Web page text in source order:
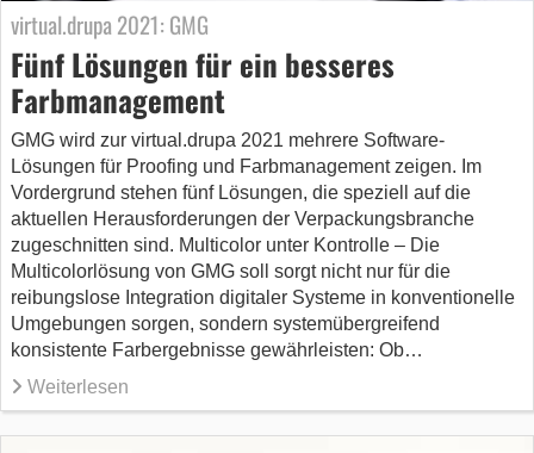
virtual.drupa 2021: GMG
Fünf Lösungen für ein besseres
Farbmanagement
GMG wird zur virtual.drupa 2021 mehrere Software-
Lösungen für Proofing und Farbmanagement zeigen. Im
Vordergrund stehen fünf Lösungen, die speziell auf die
aktuellen Herausforderungen der Verpackungsbranche
zugeschnitten sind. Multicolor unter Kontrolle – Die
Multicolorlösung von GMG soll sorgt nicht nur für die
reibungslose Integration digitaler Systeme in konventionelle
Umgebungen sorgen, sondern systemübergreifend
konsistente Farbergebnisse gewährleisten: Ob…
Weiterlesen